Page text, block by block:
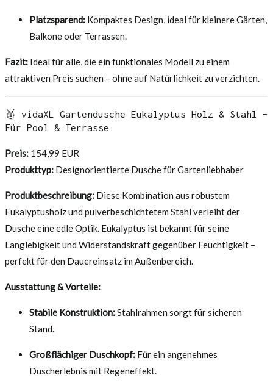
Platzsparend: Kompaktes Design, ideal für kleinere Gärten,
Balkone oder Terrassen.
Fazit: Ideal für alle, die ein funktionales Modell zu einem
attraktiven Preis suchen – ohne auf Natürlichkeit zu verzichten.
🥈 vidaXL Gartendusche Eukalyptus Holz & Stahl –
Für Pool & Terrasse
Preis: 154,99 EUR
Produkttyp: Designorientierte Dusche für Gartenliebhaber
Produktbeschreibung: Diese Kombination aus robustem
Eukalyptusholz und pulverbeschichtetem Stahl verleiht der
Dusche eine edle Optik. Eukalyptus ist bekannt für seine
Langlebigkeit und Widerstandskraft gegenüber Feuchtigkeit –
perfekt für den Dauereinsatz im Außenbereich.
Ausstattung & Vorteile:
Stabile Konstruktion:Stahlrahmen sorgt für sicheren
Stand.
Großflächiger Duschkopf: Für ein angenehmes
Duscherlebnis mit Regeneffekt.